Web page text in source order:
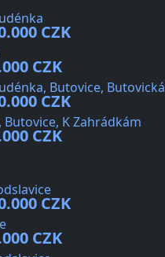
CZK
CZK
Butovice, Butovická
CZK
Butovice, K Zahrádkám
CZK
CZK
CZK